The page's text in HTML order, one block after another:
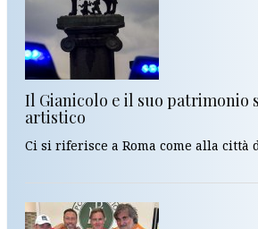
Il Gianicolo e il suo patrimonio
artistico
Ci si riferisce a Roma come alla città